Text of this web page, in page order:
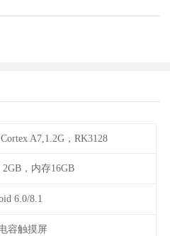
A7,1.2G，RK3128
，内存16GB
6.0/8.1
容触摸屏